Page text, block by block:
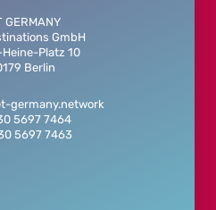
GERMANY
GmbH
Platz 10
Berlin
germany.network
5697 7464
5697 7463